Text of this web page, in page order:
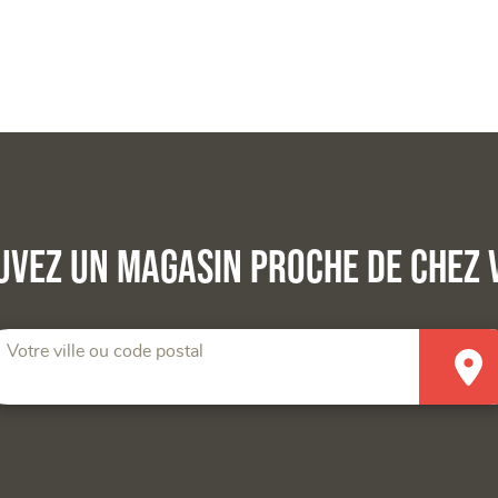
un magasin proche de chez
Votre ville ou code postal